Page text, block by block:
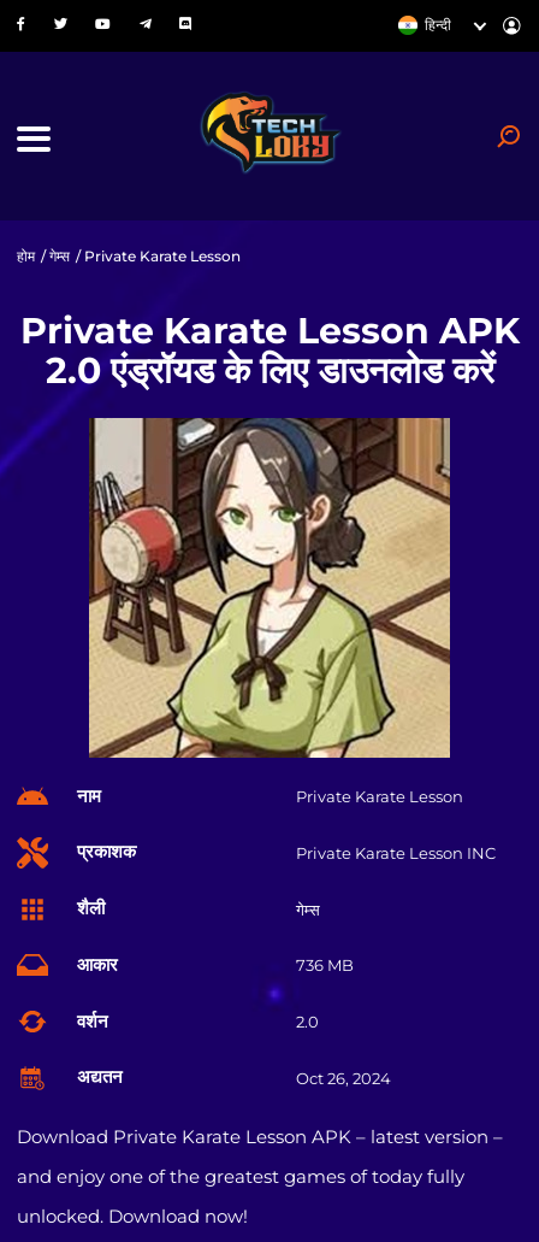
हिन्दी
होम /गेम्स / Private Karate Lesson
Private Karate Lesson APK
2.0 एंड्रॉयड के लिए डाउनलोड करें
नाम Private Karate Lesson
प्रकाशक Private Karate Lesson INC
शैली गेम्स
आकार 736 MB
वर्शन 2.0
अद्यतन Oct 26, 2024
Download Private Karate Lesson APK – latest version –
and enjoy one of the greatest games of today fully
unlocked. Download now!